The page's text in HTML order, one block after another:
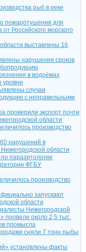
рыб в реке
пожаротушения для
Российского морского
выставлены 16
нарушения сроков
в водоёмах
уровни
случаи
с неправильными
проверили экспорт почти
области
производство
нарушений в
области
паразитологии
ФГБУ
производство
запускают
области
Нижегородской
около 2,5 тыс.
промысла
сняли 7 тонн рыбы
установлены факты